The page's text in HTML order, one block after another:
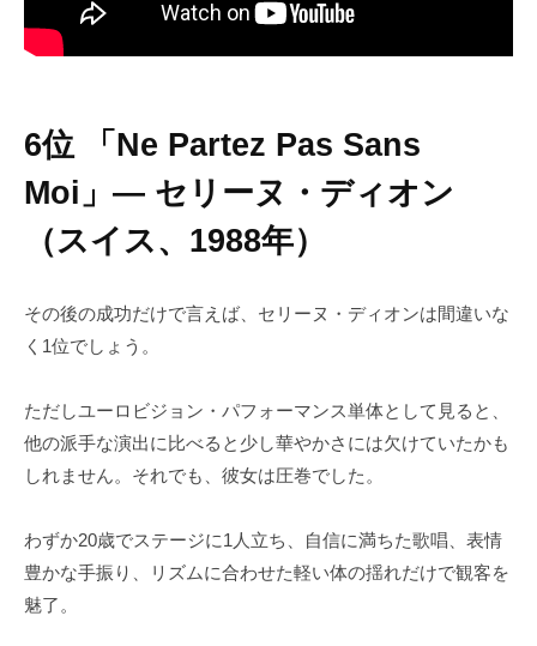
6位 「Ne Partez Pas Sans
Moi」― セリーヌ・ディオン
（スイス、1988年）
その後の成功だけで言えば、セリーヌ・ディオンは間違いな
く1位でしょう。
ただしユーロビジョン・パフォーマンス単体として見ると、
他の派手な演出に比べると少し華やかさには欠けていたかも
しれません。それでも、彼女は圧巻でした。
わずか20歳でステージに1人立ち、自信に満ちた歌唱、表情
豊かな手振り、リズムに合わせた軽い体の揺れだけで観客を
魅了。